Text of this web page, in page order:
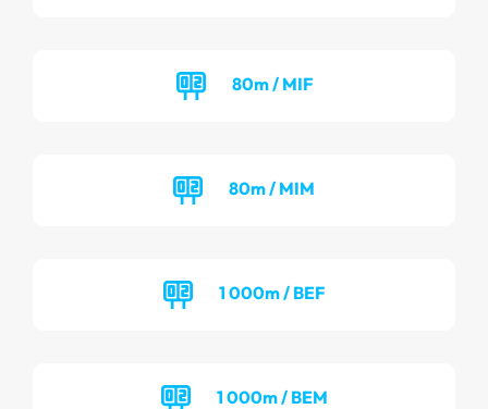
80m / MIF
80m / MIM
1 000m / BEF
1 000m / BEM